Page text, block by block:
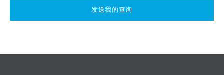
发送我的查询